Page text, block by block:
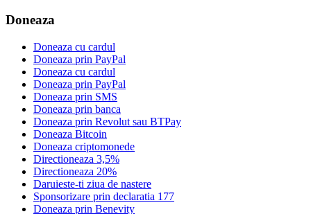
Doneaza
Doneaza cu cardul
Doneaza prin PayPal
Doneaza cu cardul
Doneaza prin PayPal
Doneaza prin SMS
Doneaza prin banca
Doneaza prin Revolut sau BTPay
Doneaza Bitcoin
Doneaza criptomonede
Directioneaza 3,5%
Directioneaza 20%
Daruieste-ti ziua de nastere
Sponsorizare prin declaratia 177
Doneaza prin Benevity